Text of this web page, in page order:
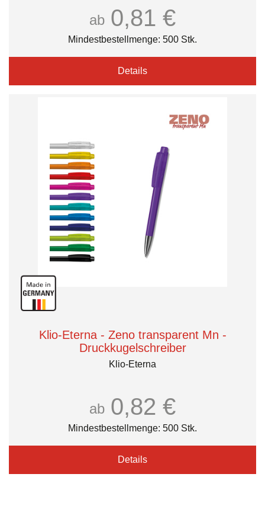
ab 0,81 €
Mindestbestellmenge: 500 Stk.
Details
Klio-Eterna - Zeno transparent Mn -
Druckkugelschreiber
Klio-Eterna
ab 0,82 €
Mindestbestellmenge: 500 Stk.
Details